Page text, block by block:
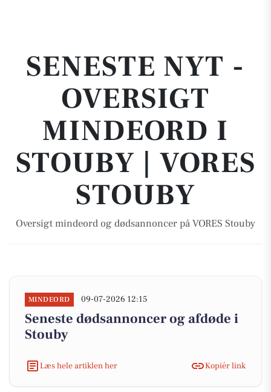
SENESTE NYT -
OVERSIGT
MINDEORD I
STOUBY | VORES
STOUBY
Oversigt mindeord og dødsannoncer på VORES Stouby
MINDEORD 09-07-2026 12:15
Seneste dødsannoncer og afdøde i
Stouby
Læs hele artiklen her Kopiér link